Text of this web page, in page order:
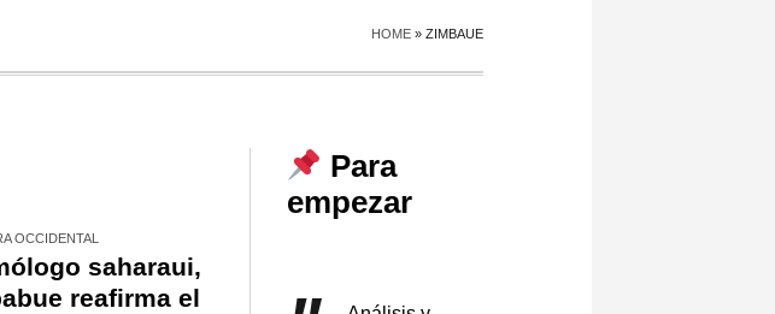
HOME » ZIMBAUE
OCCIDENTAL
saharaui,
reafirma el
Para
empezar